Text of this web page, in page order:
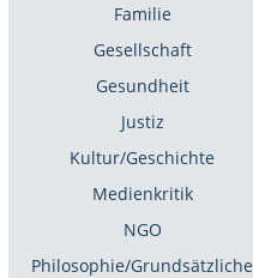
Familie
Gesellschaft
Gesundheit
Justiz
Kultur/Geschichte
Medienkritik
NGO
Philosophie/Grundsätzliche